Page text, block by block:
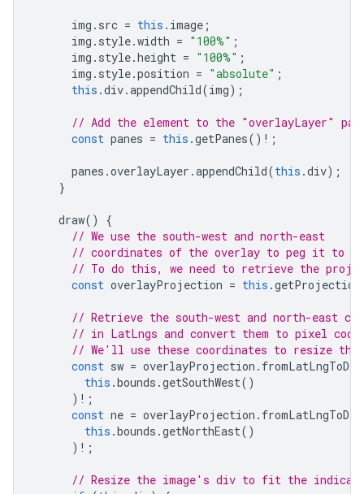
img . src = this . image ;
img . style.width = "100%" ;
img . style.height = "100%" ;
img . style.position = "absolute" ;
this .div.appendChild(img);
// Add the element to the "overlayLayer"
const panes = this .getPanes() ! ;
panes .overlayLayer .appendChild(this .div);
}
draw()
{
// We use the south-west and north-east
// coordinates of the overlay to peg it to
// To do this, we need to retrieve the
const overlayProjection = this .getProjection
// Retrieve the south-west and north-east
// in LatLngs and convert them to pixel
// We'll use these coordinates to resize
const sw = overlayProjection .
this .bounds .getSouthWest()
) ! ;
const ne = overlayProjection .
this .bounds .getNorthEast()
) ! ;
// Resize the image's div to fit the